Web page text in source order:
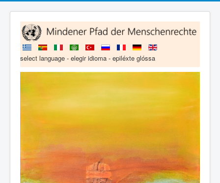
select language - elegir idioma - epiléxte glóssa